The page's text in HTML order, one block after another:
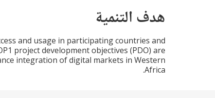
هدف التنمية
and usage in participating countries and
project development objectives (PDO) are
integration of digital markets in Western
Africa.